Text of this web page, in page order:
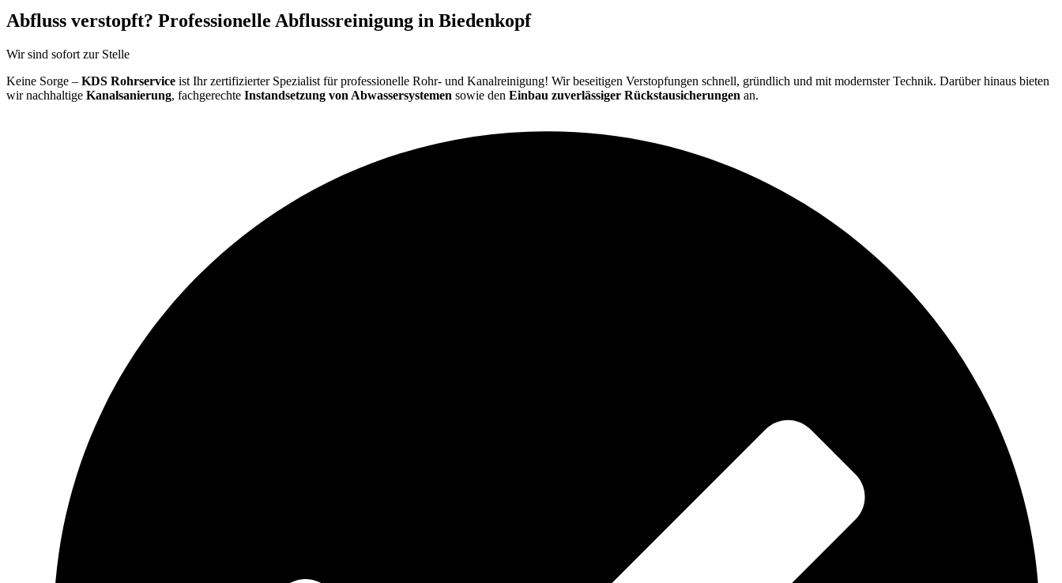
Abfluss verstopft? Professionelle Abflussreinigung in Biedenkopf
Wir sind sofort zur Stelle
Keine Sorge – KDS Rohrservice ist Ihr zertifizierter Spezialist für professionelle Rohr- und Kanalreinigung! Wir beseitigen Verstopfungen schnell, gründlich und mit modernster Technik. Darüber hinaus bieten
wir nachhaltige Kanalsanierung, fachgerechte Instandsetzung von Abwassersystemen sowie den Einbau zuverlässiger Rückstausicherungen an.